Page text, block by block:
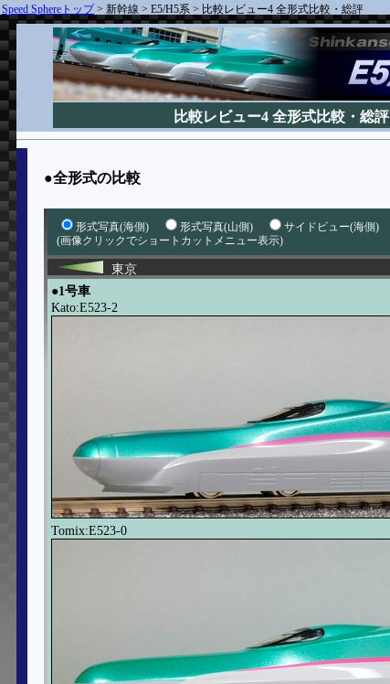
Speed Sphereトップ> 新幹線 > E5/H5系 > 比較レビュー4 全形式比較・総評
比較レビュー4 全形式比較・総評
●全形式の比較
形式写真(海側) 形式写真(山側) サイドビュー(海側)
(画像クリックでショートカットメニュー表示)
東京
●1号車
Kato:E523-2
Tomix:E523-0